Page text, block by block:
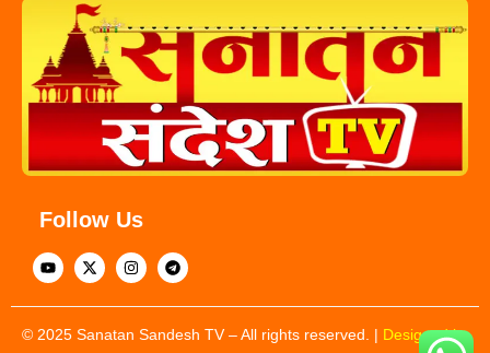
Follow Us
© 2025 Sanatan Sandesh TV – All rights reserved. | Designed by